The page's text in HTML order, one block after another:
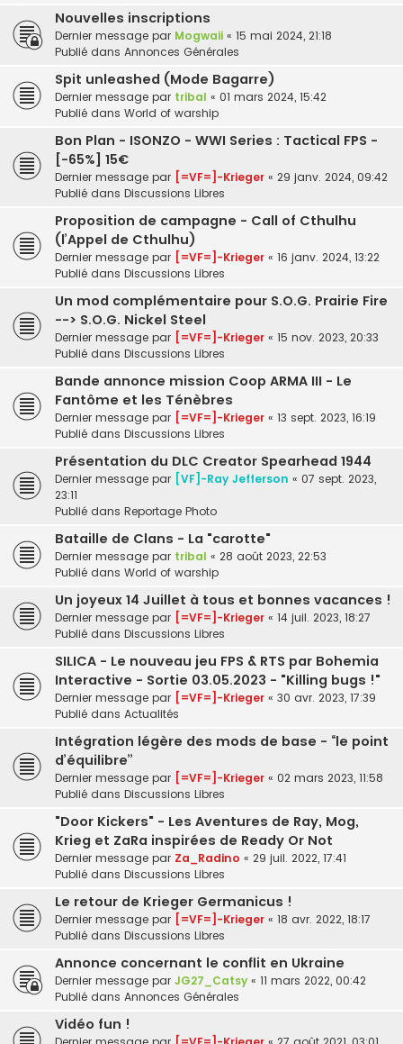
Nouvelles inscriptions
Dernier message par Mogwaii « 15 mai 2024, 21:18
Publié dans Annonces Générales
Spit unleashed (Mode Bagarre)
Dernier message par tribal « 01 mars 2024, 15:42
Publié dans World of warship
Bon Plan - ISONZO - WWI Series : Tactical FPS -
[-65%] 15€
Dernier message par [=VF=]-Krieger « 29 janv. 2024, 09:42
Publié dans Discussions Libres
Proposition de campagne - Call of Cthulhu
(l’Appel de Cthulhu)
Dernier message par [=VF=]-Krieger « 16 janv. 2024, 13:22
Publié dans Discussions Libres
Un mod complémentaire pour S.O.G. Prairie Fire
--> S.O.G. Nickel Steel
Dernier message par [=VF=]-Krieger « 15 nov. 2023, 20:33
Publié dans Discussions Libres
Bande annonce mission Coop ARMA III - Le
Fantôme et les Ténèbres
Dernier message par [=VF=]-Krieger « 13 sept. 2023, 16:19
Publié dans Discussions Libres
Présentation du DLC Creator Spearhead 1944
Dernier message par [VF]-Ray Jefferson « 07 sept. 2023,
23:11
Publié dans Reportage Photo
Bataille de Clans - La "carotte"
Dernier message par tribal « 28 août 2023, 22:53
Publié dans World of warship
Un joyeux 14 Juillet à tous et bonnes vacances !
Dernier message par [=VF=]-Krieger « 14 juil. 2023, 18:27
Publié dans Discussions Libres
SILICA - Le nouveau jeu FPS & RTS par Bohemia
Interactive - Sortie 03.05.2023 - "Killing bugs !"
Dernier message par [=VF=]-Krieger « 30 avr. 2023, 17:39
Publié dans Actualités
Intégration légère des mods de base - “le point
d’équilibre”
Dernier message par [=VF=]-Krieger « 02 mars 2023, 11:58
Publié dans Discussions Libres
"Door Kickers" - Les Aventures de Ray, Mog,
Krieg et ZaRa inspirées de Ready Or Not
Dernier message par Za_Radino « 29 juil. 2022, 17:41
Publié dans Discussions Libres
Le retour de Krieger Germanicus !
Dernier message par [=VF=]-Krieger « 18 avr. 2022, 18:17
Publié dans Discussions Libres
Annonce concernant le conflit en Ukraine
Dernier message par JG27_Catsy « 11 mars 2022, 00:42
Publié dans Annonces Générales
Vidéo fun !